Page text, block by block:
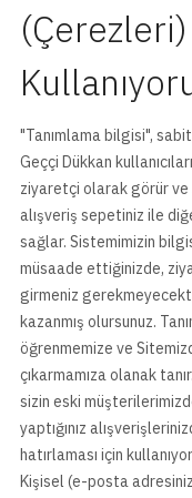
(Çerezleri)
"Tanımlama bilgisi",
Geççi Dükkan
ziyaretçi olarak görür ve
alışveriş sepetiniz ile
sağlar. Sistemimizin
müsaade ettiğinizde,
girmeniz
kazanmış olursunuz.
öğrenmemize ve
çıkarmamıza olanak
sizin eski
yaptığınız
hatırlaması için
Kişisel (e-posta